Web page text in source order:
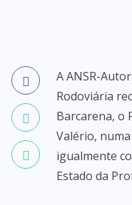
A ANSR-
Rodoviária
Barcarena, o
Valério,
igualmente
Estado da